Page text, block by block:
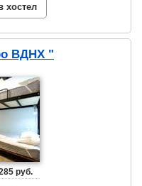
хостел
ВДНХ "
руб.